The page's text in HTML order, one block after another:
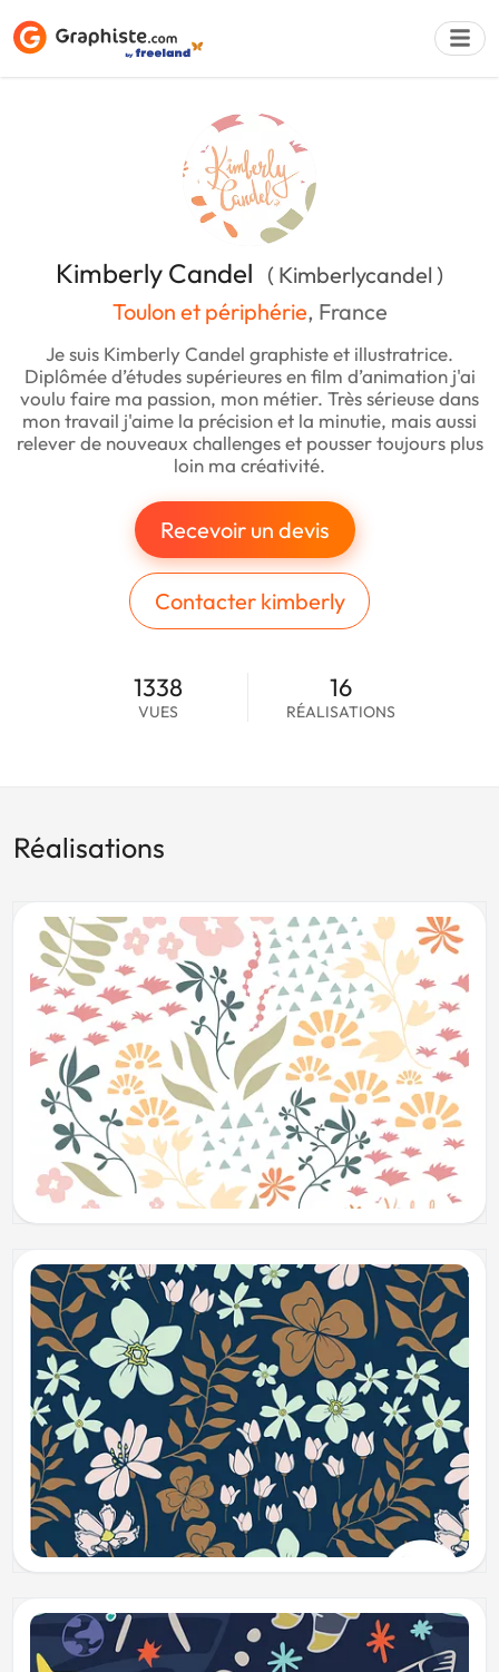
Kimberly Candel ( Kimberlycandel )
Toulon et périphérie, France
Je suis Kimberly Candel graphiste et illustratrice.
Diplômée d’études supérieures en film d’animation j'ai
voulu faire ma passion, mon métier. Très sérieuse dans
mon travail j'aime la précision et la minutie, mais aussi
relever de nouveaux challenges et pousser toujours plus
loin ma créativité.
Recevoir un devis
Contacter kimberly
1338
VUES
16
RÉALISATIONS
Réalisations